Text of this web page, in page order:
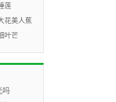
莲
花美人蕉
叶芒
吗